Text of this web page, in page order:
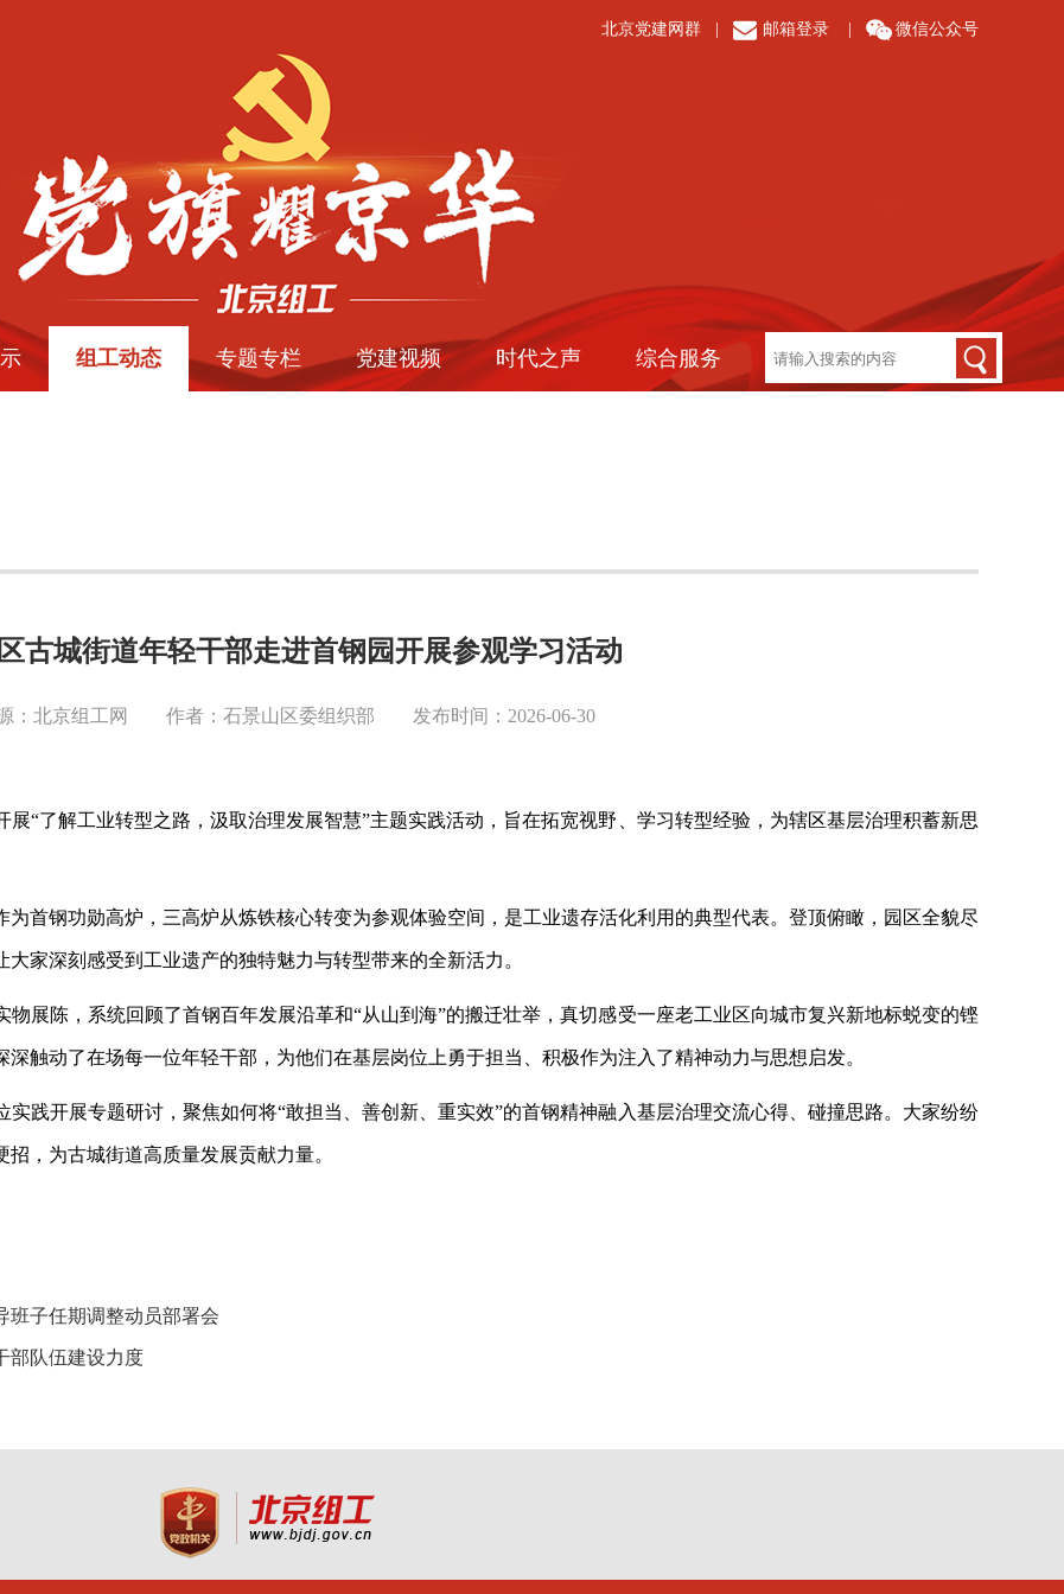
北京党建网群 邮箱登录 微信公众号
组工动态 专题专栏 党建视频 时代之声 综合服务
古城街道年轻干部走进首钢园开展参观学习活动
：北京组工网 作者：石景山区委组织部 发布时间：2026-06-30
展“了解工业转型之路，汲取治理发展智慧”主题实践活动，旨在拓宽视野、学习转型经验，为辖区基层治理积蓄新思
为首钢功勋高炉，三高炉从炼铁核心转变为参观体验空间，是工业遗存活化利用的典型代表。登顶俯瞰，园区全貌尽
家深刻感受到工业遗产的独特魅力与转型带来的全新活力。
展陈，系统回顾了首钢百年发展沿革和“从山到海”的搬迁壮举，真切感受一座老工业区向城市复兴新地标蜕变的铿
触动了在场每一位年轻干部，为他们在基层岗位上勇于担当、积极作为注入了精神动力与思想启发。
实践开展专题研讨，聚焦如何将“敢担当、善创新、重实效”的首钢精神融入基层治理交流心得、碰撞思路。大家纷纷
，为古城街道高质量发展贡献力量。
班子任期调整动员部署会
部队伍建设力度